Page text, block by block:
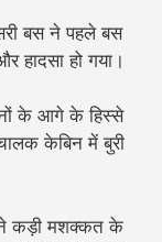
बस ने पहले बस
हादसा हो गया।
के आगे के हिस्से
केबिन में बुरी
ने कड़ी मशक्कत के